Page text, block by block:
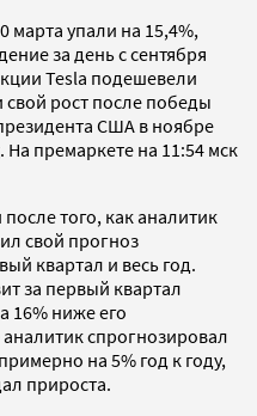
марта упали на 15,4%,
за день с сентября
Tesla подешевели
рост после победы
США в ноябре
На премаркете на 11:54 мск
того, как аналитик
свой прогноз
квартал и весь год.
за первый квартал
16% ниже его
спрогнозировал
на 5% год к году,
прироста.